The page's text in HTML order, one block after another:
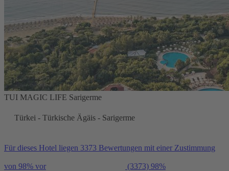
TUI MAGIC LIFE Sarigerme
Türkei - Türkische Ägäis - Sarigerme
Für dieses Hotel liegen 3373 Bewertungen mit einer Zustimmung
von 98% vor (3373) 98%